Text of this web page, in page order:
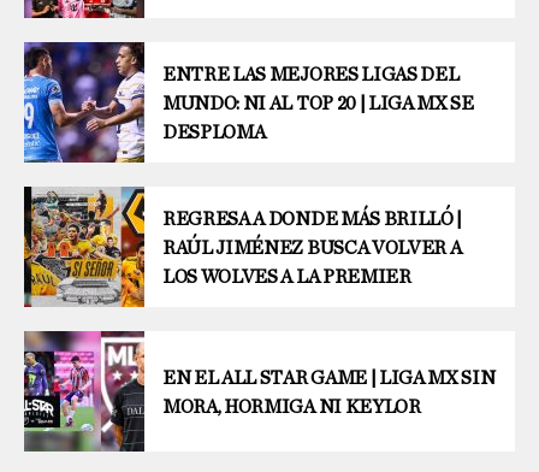
ENTRE LAS MEJORES LIGAS DEL
MUNDO: NI AL TOP 20 | LIGA MX SE
DESPLOMA
REGRESA A DONDE MÁS BRILLÓ |
RAÚL JIMÉNEZ BUSCA VOLVER A
LOS WOLVES A LA PREMIER
EN EL ALL STAR GAME | LIGA MX SIN
MORA, HORMIGA NI KEYLOR